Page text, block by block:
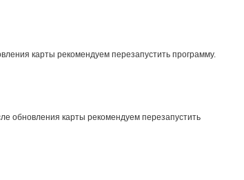
карты рекомендуем перезапустить программу.
обновления карты рекомендуем перезапустить